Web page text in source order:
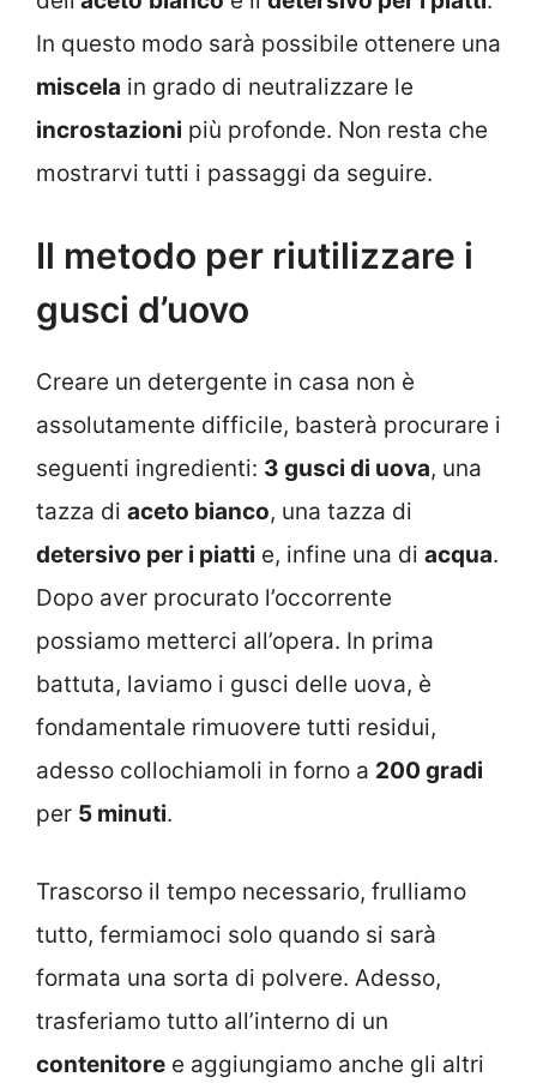
In questo modo sarà possibile ottenere una
miscela in grado di neutralizzare le
incrostazioni più profonde. Non resta che
mostrarvi tutti i passaggi da seguire.
Il metodo per riutilizzare i
gusci d’uovo
Creare un detergente in casa non è
assolutamente difficile, basterà procurare i
seguenti ingredienti: 3 gusci di uova, una
tazza di aceto bianco, una tazza di
detersivo per i piatti e, infine una di acqua.
Dopo aver procurato l’occorrente
possiamo metterci all’opera. In prima
battuta, laviamo i gusci delle uova, è
fondamentale rimuovere tutti residui,
adesso collochiamoli in forno a 200 gradi
per 5 minuti.
Trascorso il tempo necessario, frulliamo
tutto, fermiamoci solo quando si sarà
formata una sorta di polvere. Adesso,
trasferiamo tutto all’interno di un
contenitore e aggiungiamo anche gli altri